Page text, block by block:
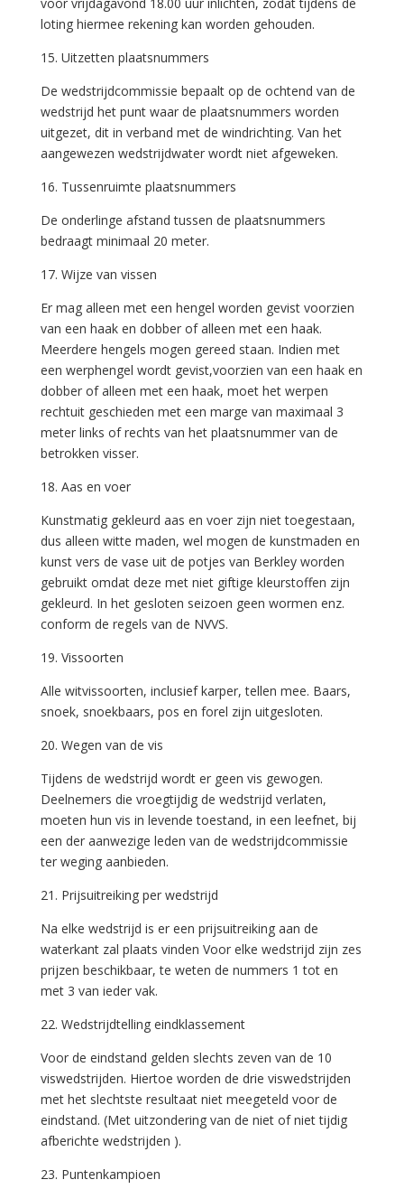
loting hiermee rekening kan worden gehouden.
15. Uitzetten plaatsnummers
De wedstrijdcommissie bepaalt op de ochtend van de
wedstrijd het punt waar de plaatsnummers worden
uitgezet, dit in verband met de windrichting. Van het
aangewezen wedstrijdwater wordt niet afgeweken.
16. Tussenruimte plaatsnummers
De onderlinge afstand tussen de plaatsnummers
bedraagt minimaal 20 meter.
17. Wijze van vissen
Er mag alleen met een hengel worden gevist voorzien
van een haak en dobber of alleen met een haak.
Meerdere hengels mogen gereed staan. Indien met
een werphengel wordt gevist,voorzien van een haak en
dobber of alleen met een haak, moet het werpen
rechtuit geschieden met een marge van maximaal 3
meter links of rechts van het plaatsnummer van de
betrokken visser.
18. Aas en voer
Kunstmatig gekleurd aas en voer zijn niet toegestaan,
dus alleen witte maden, wel mogen de kunstmaden en
kunst vers de vase uit de potjes van Berkley worden
gebruikt omdat deze met niet giftige kleurstoffen zijn
gekleurd. In het gesloten seizoen geen wormen enz.
conform de regels van de NVVS.
19. Vissoorten
Alle witvissoorten, inclusief karper, tellen mee. Baars,
snoek, snoekbaars, pos en forel zijn uitgesloten.
20. Wegen van de vis
Tijdens de wedstrijd wordt er geen vis gewogen.
Deelnemers die vroegtijdig de wedstrijd verlaten,
moeten hun vis in levende toestand, in een leefnet, bij
een der aanwezige leden van de wedstrijdcommissie
ter weging aanbieden.
21. Prijsuitreiking per wedstrijd
Na elke wedstrijd is er een prijsuitreiking aan de
waterkant zal plaats vinden Voor elke wedstrijd zijn zes
prijzen beschikbaar, te weten de nummers 1 tot en
met 3 van ieder vak.
22. Wedstrijdtelling eindklassement
Voor de eindstand gelden slechts zeven van de 10
viswedstrijden. Hiertoe worden de drie viswedstrijden
met het slechtste resultaat niet meegeteld voor de
eindstand. (Met uitzondering van de niet of niet tijdig
afberichte wedstrijden ).
23. Puntenkampioen